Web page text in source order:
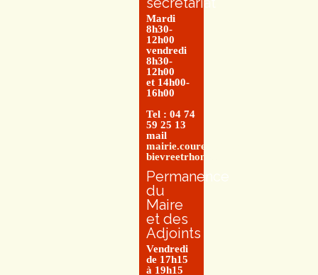
Mardi
8h30-
12h00
vendredi
8h30-
12h00
et 14h00-
16h00
Tel : 04 74
59 25 13
mail
mairie.couretbuis@entre-
bievreetrhone.fr
Permanence
du
Maire
et des
Adjoints
Vendredi
de 17h15
à 19h15